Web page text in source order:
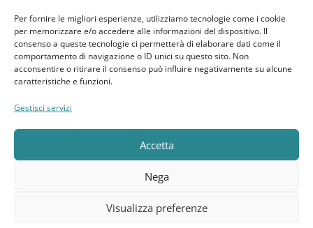
Per fornire le migliori esperienze, utilizziamo tecnologie come i cookie
per memorizzare e/o accedere alle informazioni del dispositivo. Il
consenso a queste tecnologie ci permetterà di elaborare dati come il
comportamento di navigazione o ID unici su questo sito. Non
acconsentire o ritirare il consenso può influire negativamente su alcune
caratteristiche e funzioni.
Gestisci servizi
Accetta
Nega
Visualizza preferenze
Indirizzi
Metodi di pagamento
Dettagli account
Lista dei desideri
Realizzato da